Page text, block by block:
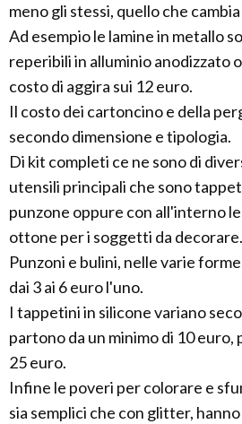
meno gli stessi, quello che
Ad esempio le lamine in metallo
reperibili in alluminio anodizzato
costo di aggira sui 12 euro.
Il costo dei cartoncino e della
secondo dimensione e tipologia.
Di kit completi ce ne sono di
utensili principali che sono
punzone oppure con all'interno
ottone per i soggetti da decorare.
Punzoni e bulini, nelle varie
dai 3 ai 6 euro l'uno.
I tappetini in silicone variano
partono da un minimo di 10 euro,
25 euro.
Infine le poveri per colorare e
sia semplici che con glitter,